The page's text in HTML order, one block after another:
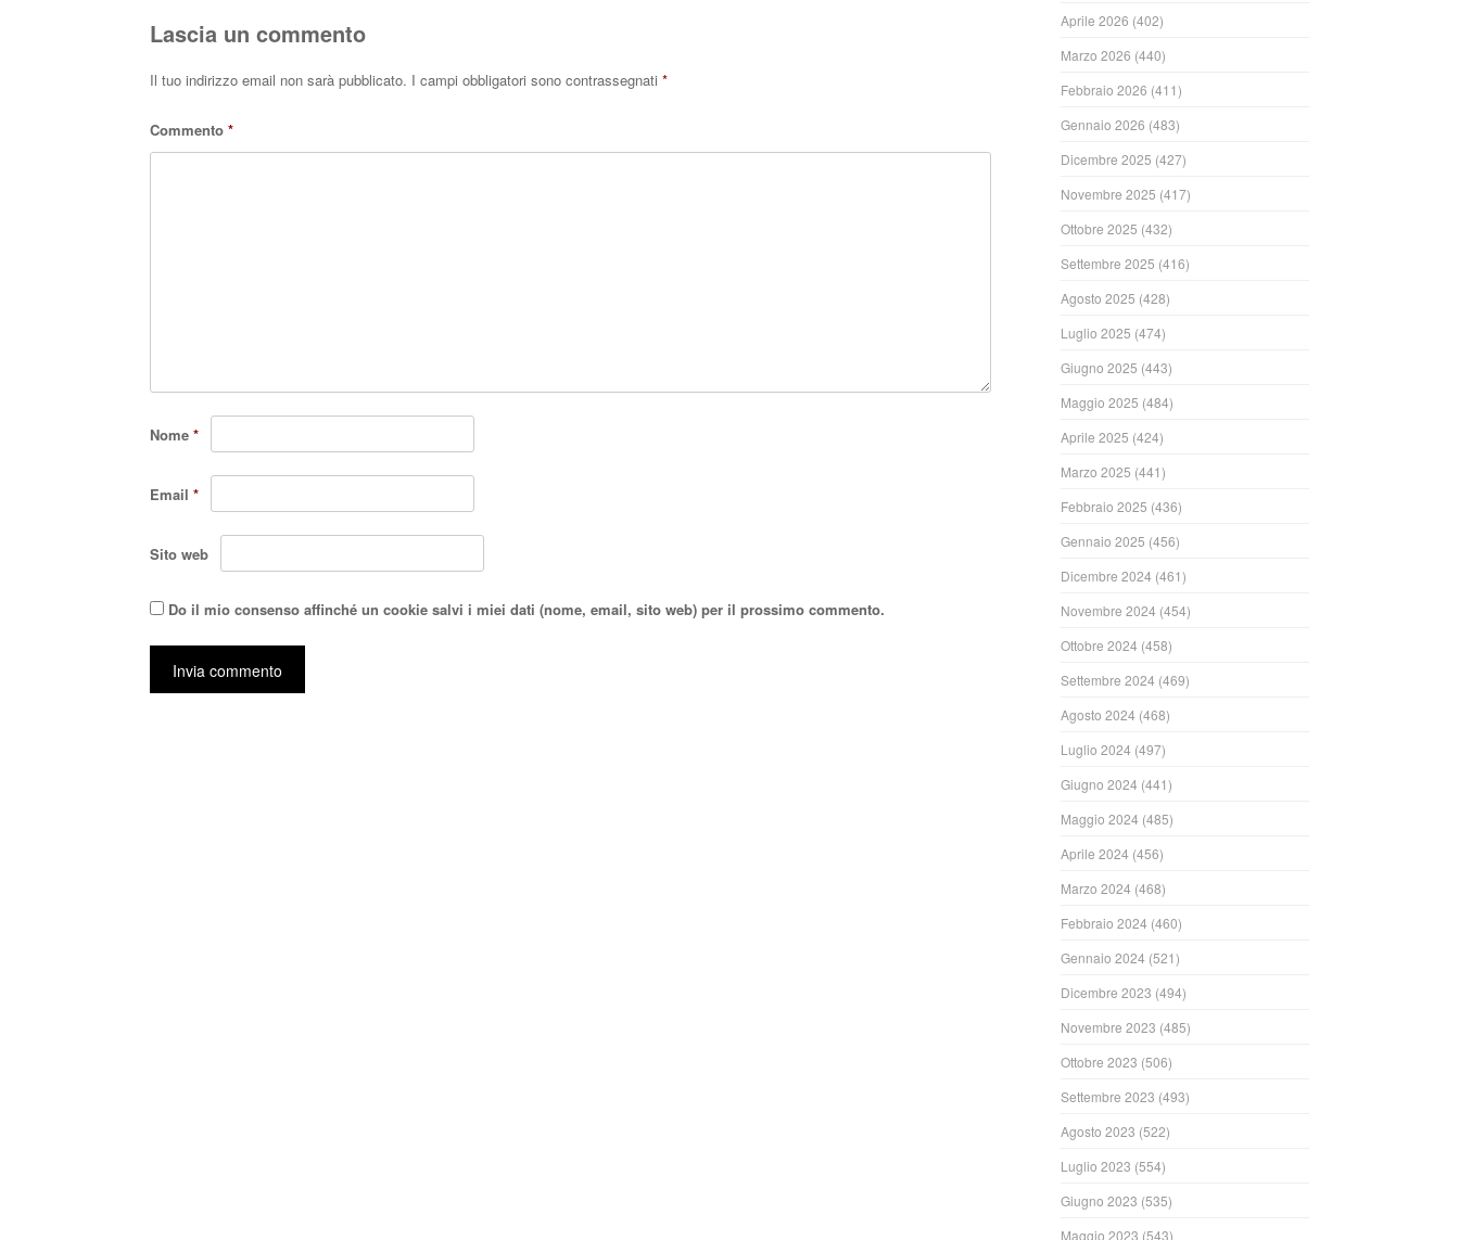
Lascia un commento
Il tuo indirizzo email non sarà pubblicato. I campi obbligatori sono contrassegnati *
Commento *
Nome *
Email *
Sito web
Do il mio consenso affinché un cookie salvi i miei dati (nome, email, sito web) per il prossimo commento.
Aprile 2026 (402)
Marzo 2026 (440)
Febbraio 2026 (411)
Gennaio 2026 (483)
Dicembre 2025 (427)
Novembre 2025 (417)
Ottobre 2025 (432)
Settembre 2025 (416)
Agosto 2025 (428)
Luglio 2025 (474)
Giugno 2025 (443)
Maggio 2025 (484)
Aprile 2025 (424)
Marzo 2025 (441)
Febbraio 2025 (436)
Gennaio 2025 (456)
Dicembre 2024 (461)
Novembre 2024 (454)
Ottobre 2024 (458)
Settembre 2024 (469)
Agosto 2024 (468)
Luglio 2024 (497)
Giugno 2024 (441)
Maggio 2024 (485)
Aprile 2024 (456)
Marzo 2024 (468)
Febbraio 2024 (460)
Gennaio 2024 (521)
Dicembre 2023 (494)
Novembre 2023 (485)
Ottobre 2023 (506)
Settembre 2023 (493)
Agosto 2023 (522)
Luglio 2023 (554)
Giugno 2023 (535)
Maggio 2023 (543)